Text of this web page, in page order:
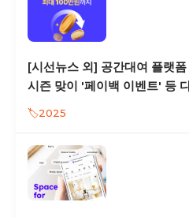
[시선뉴스 외] 공간대여 플랫
시즌 맞이 '페이백 이벤트' 등
2025